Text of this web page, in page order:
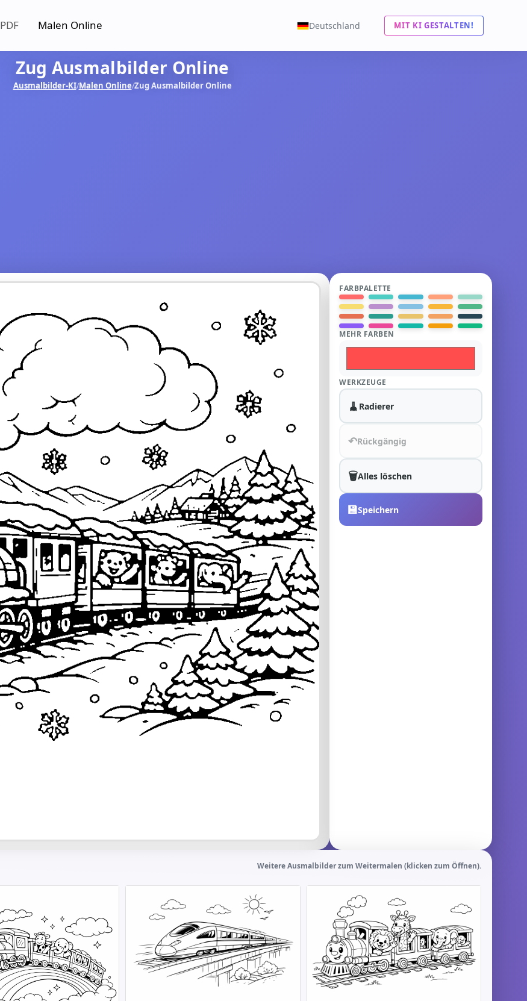
PDF Malen Online Deutschland MIT KI GESTALTEN!
Zug Ausmalbilder Online
Ausmalbilder-KI/Malen Online/Zug Ausmalbilder Online
FARBPALETTE
MEHR FARBEN
WERKZEUGE
🧹 Radierer
↶Rückgängig
🗑️Alles löschen
💾Speichern
Weitere Ausmalbilder zum Weitermalen (klicken zum Öffnen).